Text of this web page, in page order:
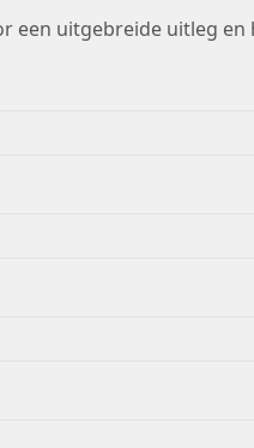
een uitgebreide uitleg